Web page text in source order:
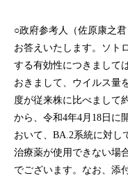
○政府参考人（佐原康之君
お答えいたします。ソト
する有効性につきまして
おきまして、ウイルス量
度が従来株に比べまして
から、令和4年4月18日に
おいて、BA.2系統に対し
治療薬が使用できない場
でございます。なお、添